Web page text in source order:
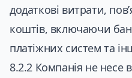
додаткові витрати,
коштів, включаючи
платіжних систем та
8.2.2 Компанія не несе